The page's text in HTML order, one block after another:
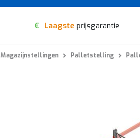
€ Laagste prijsgarantie
Magazijnstellingen Palletstelling